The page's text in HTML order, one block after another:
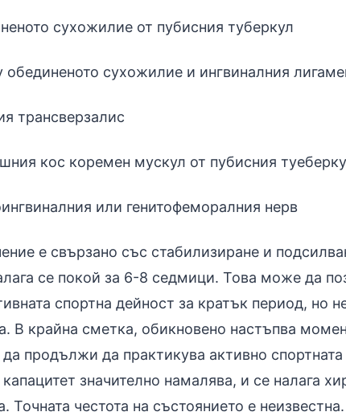
сухожилие от пубисния туберкул
сухожилие и ингвиналния
трансверзалис
кос коремен мускул от пубисния
или генитофеморалния нерв
е свързано със стабилизиране и
се покой за 6-8 седмици. Това може да
спортна дейност за кратък период, но
В крайна сметка, обикновено настъпва
продължи да практикува активно
значително намалява, и се налага
Точната честота на състоянието е